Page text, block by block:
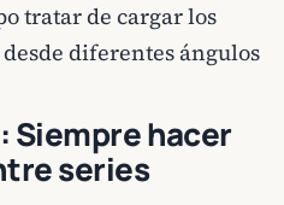
tratar de cargar los
diferentes ángulos
Siempre hacer
series